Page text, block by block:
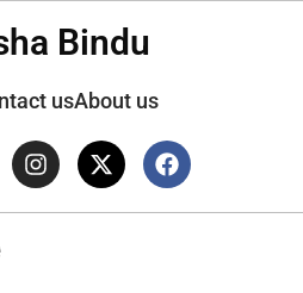
Bindu
usAbout us